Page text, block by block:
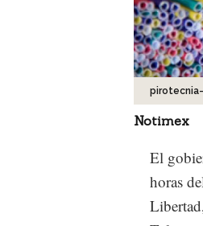
Notimex
El
horas